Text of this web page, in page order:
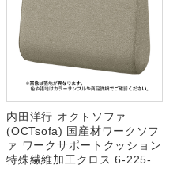
内田洋行 オクトソファ
(OCTsofa) 国産材ワークソフ
ァ ワークサポートクッション
特殊繊維加工クロス 6-225-